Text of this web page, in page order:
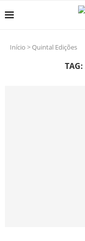
Início > Quintal Edições
TAG: